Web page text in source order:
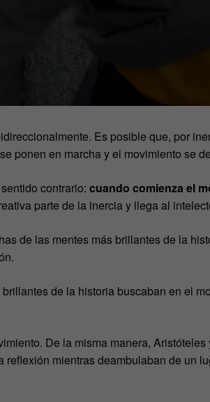
Es posible que, por
ponen en marcha y el movimiento se
contrario: cuando comienza el
parte de la inercia y llega al
de las mentes más brillantes de la
de la historia buscaban en el
De la misma manera, Aristóteles
mientras deambulaban de un